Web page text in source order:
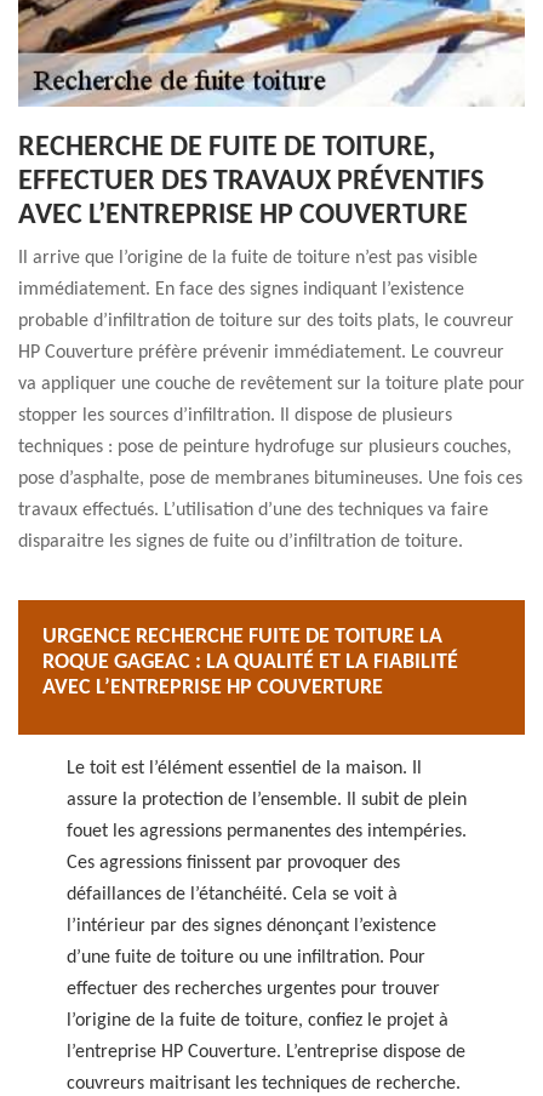
RECHERCHE DE FUITE DE TOITURE,
EFFECTUER DES TRAVAUX PRÉVENTIFS
AVEC L’ENTREPRISE HP COUVERTURE
Il arrive que l’origine de la fuite de toiture n’est pas visible
immédiatement. En face des signes indiquant l’existence
probable d’infiltration de toiture sur des toits plats, le couvreur
HP Couverture préfère prévenir immédiatement. Le couvreur
va appliquer une couche de revêtement sur la toiture plate pour
stopper les sources d’infiltration. Il dispose de plusieurs
techniques : pose de peinture hydrofuge sur plusieurs couches,
pose d’asphalte, pose de membranes bitumineuses. Une fois ces
travaux effectués. L’utilisation d’une des techniques va faire
disparaitre les signes de fuite ou d’infiltration de toiture.
URGENCE RECHERCHE FUITE DE TOITURE LA
ROQUE GAGEAC : LA QUALITÉ ET LA FIABILITÉ
AVEC L’ENTREPRISE HP COUVERTURE
Le toit est l’élément essentiel de la maison. Il
assure la protection de l’ensemble. Il subit de plein
fouet les agressions permanentes des intempéries.
Ces agressions finissent par provoquer des
défaillances de l’étanchéité. Cela se voit à
l’intérieur par des signes dénonçant l’existence
d’une fuite de toiture ou une infiltration. Pour
effectuer des recherches urgentes pour trouver
l’origine de la fuite de toiture, confiez le projet à
l’entreprise HP Couverture. L’entreprise dispose de
couvreurs maitrisant les techniques de recherche.